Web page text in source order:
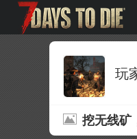
玩
挖无线矿